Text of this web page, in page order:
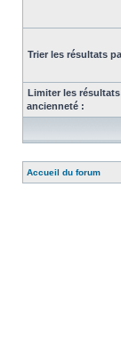
Trier les résultats
Limiter les
ancienneté :
Accueil du forum